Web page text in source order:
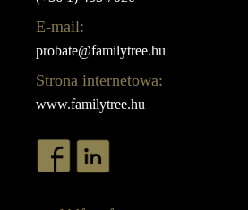
E-mail:
probate@familytree.hu
Strona internetowa:
www.familytree.hu